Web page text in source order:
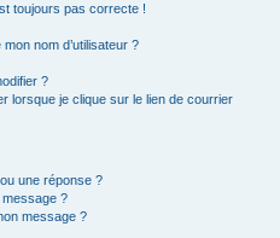
toujours pas correcte !
nom d’utilisateur ?
?
lorsque je clique sur le lien de courrier
une réponse ?
message ?
message ?